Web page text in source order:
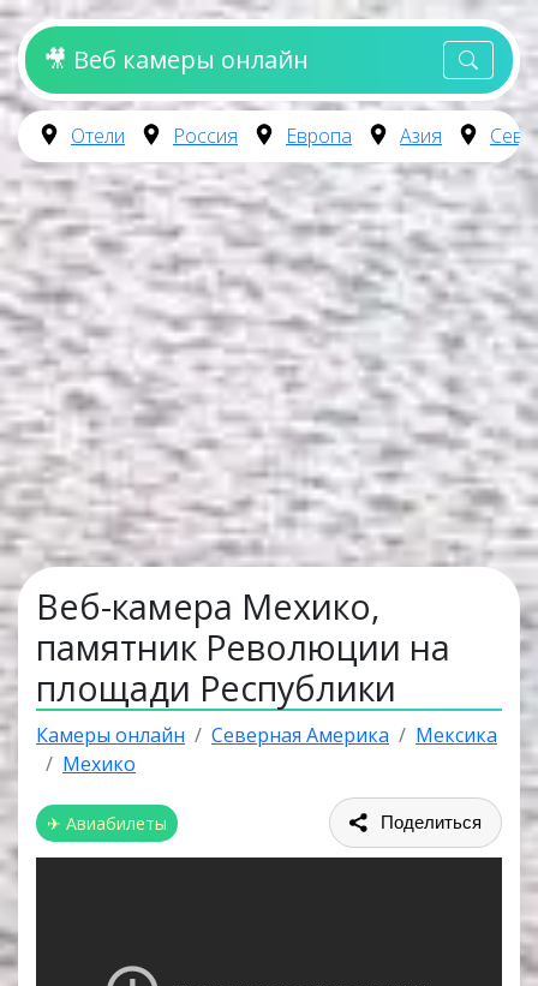
🎥 Веб камеры онлайн
Отели Россия Европа Азия
Веб-камера Мехико,
памятник Революции на
площади Республики
Камеры онлайн Северная Америка
Мексика
Мехико
✈ Авиабилеты Поделиться